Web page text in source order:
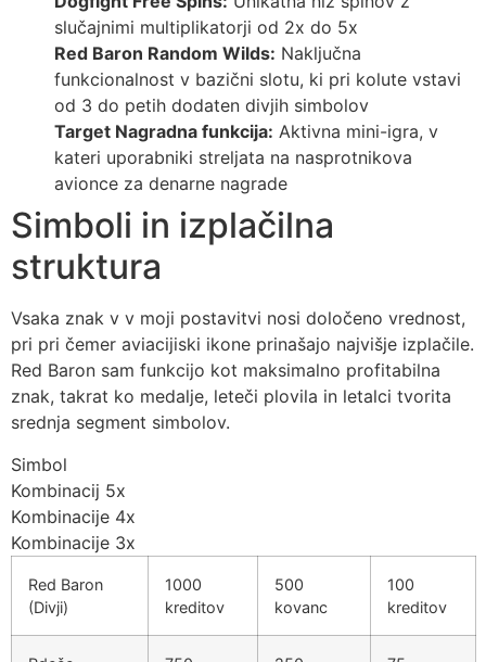
slučajnimi multiplikatorji od 2x do 5x
Red Baron Random Wilds: Naključna
funkcionalnost v bazični slotu, ki pri kolute vstavi
od 3 do petih dodaten divjih simbolov
Target Nagradna funkcija: Aktivna mini-igra, v
kateri uporabniki streljata na nasprotnikova
avionce za denarne nagrade
Simboli in izplačilna
struktura
Vsaka znak v v moji postavitvi nosi določeno vrednost,
pri pri čemer aviacijiski ikone prinašajo najvišje izplačile.
Red Baron sam funkcijo kot maksimalno profitabilna
znak, takrat ko medalje, leteči plovila in letalci tvorita
srednja segment simbolov.
Simbol
Kombinacij 5x
Kombinacije 4x
Kombinacije 3x
Red Baron
(Divji)
1000
kreditov
500
kovanc
100
kreditov